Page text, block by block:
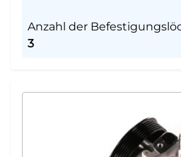
Anzahl der
3